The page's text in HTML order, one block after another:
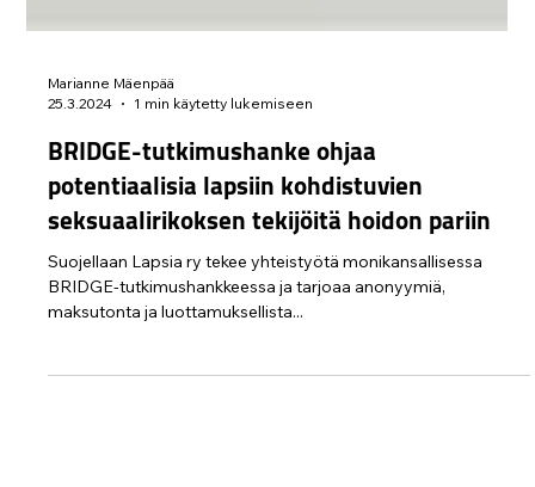
25.3.2024
1 min käytetty lukemiseen
BRIDGE-tutkimushanke ohjaa
potentiaalisia lapsiin kohdistuvien
seksuaalirikoksen tekijöitä hoidon pariin
Suojellaan Lapsia ry tekee yhteistyötä monikansallisessa